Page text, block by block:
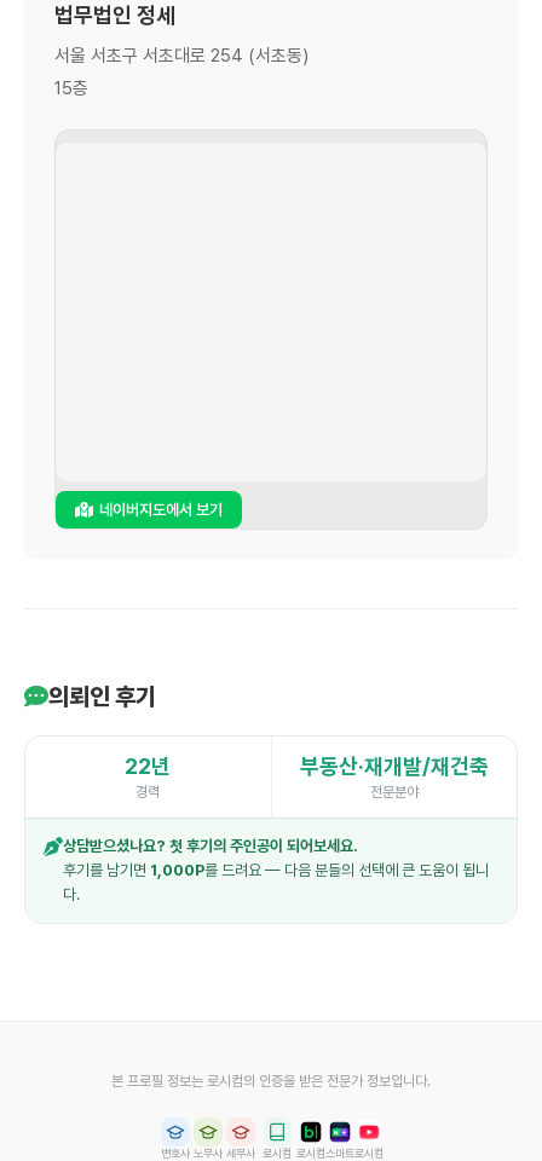
법무법인 정세
서울 서초구 서초대로 254 (서초동)
15층
네이버지도에서 보기
의뢰인 후기
22년
경력
부동산·재개발/재건축
전문분야
상담받으셨나요? 첫 후기의 주인공이 되어보세요.
후기를 남기면 1,000P를 드려요 — 다음 분들의 선택에 큰 도움이 됩니
다.
본 프로필 정보는 로시컴의 인증을 받은 전문가 정보입니다.
변호사 노무사 세무사
로시컴 로시컴스마트로시컴